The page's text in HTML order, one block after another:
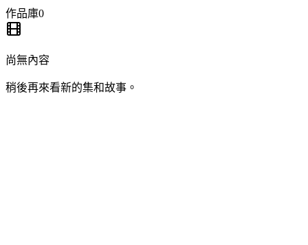
作品庫0
尚無內容
稍後再來看新的集和故事。